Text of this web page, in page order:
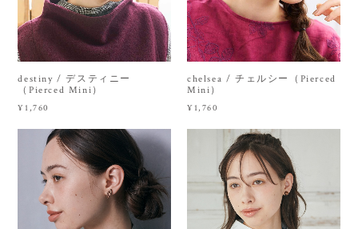
destiny / デスティニー
（Pierced Mini）
¥1,760
chelsea / チェルシー（Pierced
Mini）
¥1,760